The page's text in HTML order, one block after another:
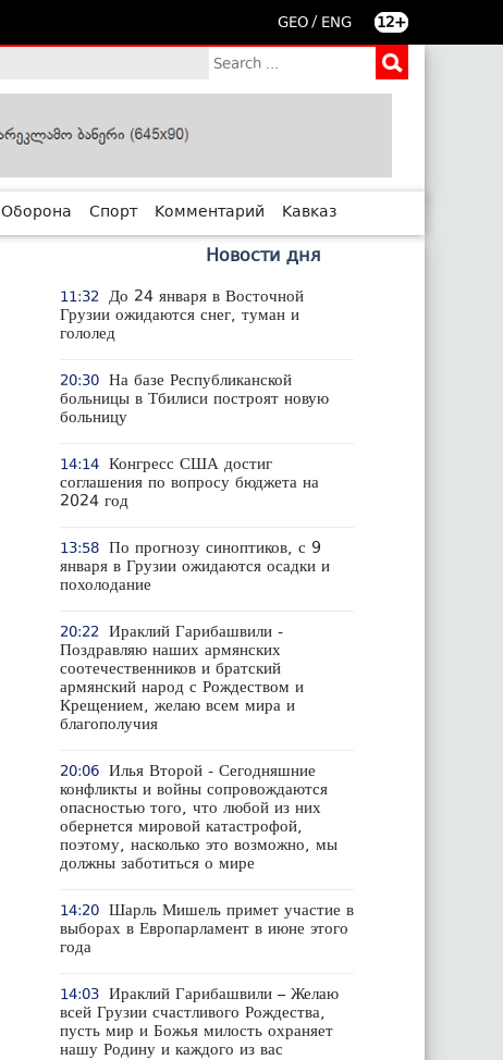
GEO / ENG 12+
Оборона Спорт Комментарий Кавказ
Новости дня
11:32
До 24 января в Восточной
Грузии ожидаются снег, туман и
гололед
20:30 На базе Республиканской
больницы в Тбилиси построят новую
больницу
14:14 Конгресс США достиг
соглашения по вопросу бюджета на
2024 год
13:58 По прогнозу синоптиков, с 9
января в Грузии ожидаются осадки и
похолодание
20:22
Ираклий Гарибашвили -
Поздравляю наших армянских
соотечественников и братский
армянский народ с Рождеством и
Крещением, желаю всем мира и
благополучия
20:06 Илья Второй - Сегодняшние
конфликты и войны сопровождаются
опасностью того, что любой из них
обернется мировой катастрофой,
поэтому, насколько это возможно, мы
должны заботиться о мире
14:20 Шарль Мишель примет участие в
выборах в Европарламент в июне этого
года
14:03 Ираклий Гарибашвили – Желаю
всей Грузии счастливого Рождества,
пусть мир и Божья милость охраняет
нашу Родину и каждого из вас